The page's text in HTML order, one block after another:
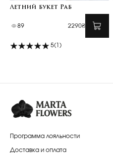
Летний букет Раб
89 2290₴
5(1)
Программа лояльности
Доставка и оплата